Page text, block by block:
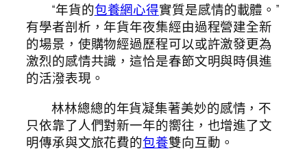
“年貨的包養網心得實質是感情的載體。”
有學者剖析，年貨年夜集經由過程營建全新
的場景，使購物經過歷程可以或許激發更為
激烈的感情共識，這恰是春節文明與時俱進
的活潑表現。
林林總總的年貨凝集著美妙的感情，不
只依靠了人們對新一年的嚮往，也增進了文
明傳承與文旅花費的包養雙向互動。